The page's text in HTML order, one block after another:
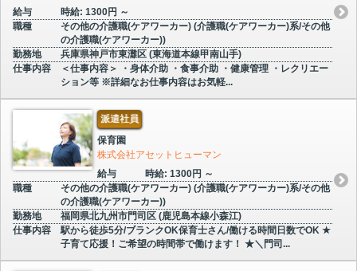
給与
時給: 1300円 ～
職種
その他の介護職(ケアワーカー) (介護職(ケアワーカー)系/その他
の介護職(ケアワーカー))
勤務地
兵庫県神戸市東灘区 (東海道本線甲南山手)
仕事内容
＜仕事内容＞ ・身体介助 ・食事介助 ・健康管理 ・レクリエー
ション等 ※詳細なお仕事内容はお気軽...
派遣社員
保育園
株式会社アセットヒューマン
給与
時給: 1300円 ～
職種
その他の介護職(ケアワーカー) (介護職(ケアワーカー)系/その他
の介護職(ケアワーカー))
勤務地
福岡県北九州市門司区 (鹿児島本線小森江)
仕事内容
駅から徒歩5分/ブランクOK保育士さん/働ける時間日数でOK ★
子育て応援！ご希望の時間帯で働けます！ ★＼門司...